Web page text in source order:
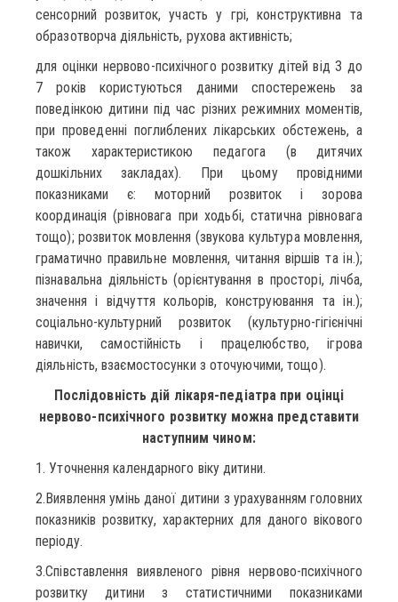
сенсорний розвиток, участь у грі, конструктивна та
образотворча діяльність, рухова активність;
для оцінки нервово-психічного розвитку дітей від 3 до
7 років користуються даними спостережень за
поведінкою дитини під час різних режимних моментів,
при проведенні поглиблених лікарських обстежень, а
також характеристикою педагога (в дитячих
дошкільних закладах). При цьому провідними
показниками є: моторний розвиток і зорова
координація (рівновага при ходьбі, статична рівновага
тощо); розвиток мовлення (звукова культура мовлення,
граматично правильне мовлення, читання віршів та ін.);
пізнавальна діяльність (орієнтування в просторі, лічба,
значення і відчуття кольорів, конструювання та ін.);
соціально-культурний розвиток (культурно-гігієнічні
навички, самостійність і працелюбство, ігрова
діяльність, взаємостосунки з оточуючими, тощо).
Послідовність дій лікаря-педіатра при оцінці
нервово-психічного розвитку можна представити
наступним чином:
1. Уточнення календарного віку дитини.
2.Виявлення умінь даної дитини з урахуванням головних
показників розвитку, характерних для даного вікового
періоду.
3.Співставлення виявленого рівня нервово-психічного
розвитку дитини з статистичними показниками